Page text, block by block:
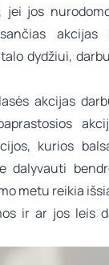
jos
dydžiui,
akcijas
kurios
dalyvauti
metu reikia
ir ar jos leis